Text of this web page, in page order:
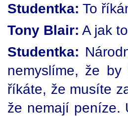
Studentka: To
Tony Blair: A jak
Studentka:
nemyslíme, že
říkáte, že musíte
že nemají peníze.